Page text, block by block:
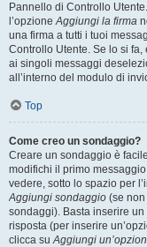
Pannello di Controllo
l’opzioneAggiungi la firma
una firma a tutti i tuoi
Controllo Utente. Se lo si
ai singoli messaggi
all’interno del modulo di
Top
Come creo un sondaggio?
Creare un sondaggio è
modifichi il primo
vedere, sotto lo spazio per
Aggiungi sondaggio (se
sondaggi). Basta inserire
risposta (per inserire
clicca suAggiungi